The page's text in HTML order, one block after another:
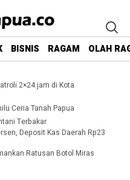
BISNIS RAGAM OLAH
2×24 jam di Kota
Ceria Tanah Papua
Terbakar
Deposit Kas Daerah Rp23
Ratusan Botol Miras